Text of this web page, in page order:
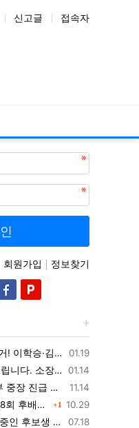
신고글 접속자
회원가입 정보찾기
등록일
01.19
美 대학 특별리더십 연수’ 선발
등록일
01.14
병).황주봉(36기/보병).김희찬(36기/기갑)
등록일
11.14
진급 인사
등록일
10.29
금 3억 7,620만원 조성 1
등록일
07.18
생 위문 후기